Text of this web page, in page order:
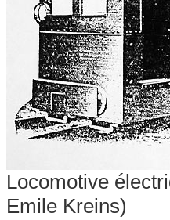
Locomotive
Emile Kreins)